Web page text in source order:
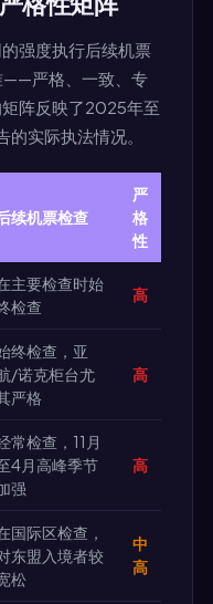
强度执行后续机票
——严格、一致、专
阵反映了2025年至
实际执法情况。
续机票检查
严
格
性
主要检查时始
检查
高
终检查，亚
/诺克柜台尤
严格
高
常检查，11月
4月高峰季节
强
高
国际区检查，
东盟入境者较
松
中
高